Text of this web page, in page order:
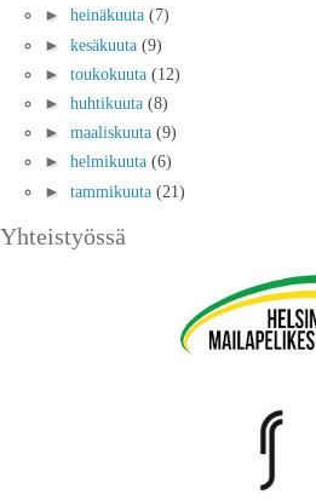
► heinäkuuta (7)
► kesäkuuta (9)
► toukokuuta (12)
► huhtikuuta (8)
► maaliskuuta (9)
► helmikuuta (6)
► tammikuuta (21)
Yhteistyössä